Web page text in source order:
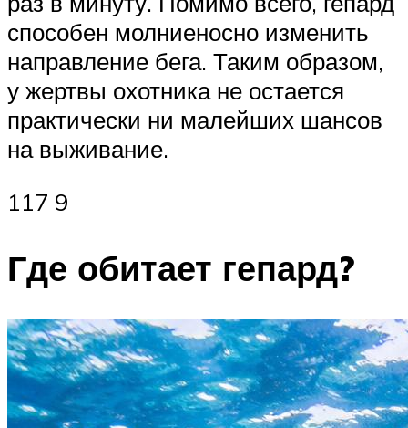
способен молниеносно изменить
направление бега. Таким образом,
у жертвы охотника не остается
практически ни малейших шансов
на выживание.
117 9
Где обитает гепард?